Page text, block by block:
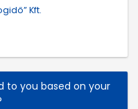
Kft.
to you based on your